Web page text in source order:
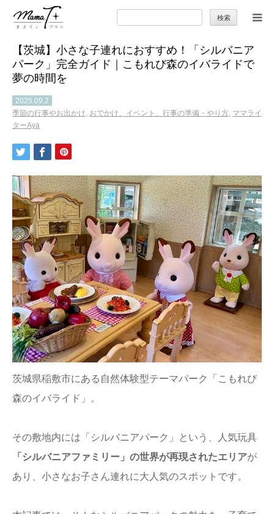
索:
【茨城】小さな子連れにおすすめ！「シルバニア
パーク」完全ガイド｜こもれび森のイバライドで
夢の時間を
2025.09.2
季節の行事やお出かけ, おでかけ、イベント、行事の準備・やり方, ママライ
ターAya
茨城県稲敷市にある自然体験型テーマパーク「こもれび
森のイバライド」。
その敷地内には「シルバニアパーク」という、人気玩具
「シルバニアファミリー」の世界が再現されたエリアが
あり、小さなお子さん連れに大人気のスポットです。
トップ
ママのカラダとココロ
暮らしの小ワザ
子育て
季節の行事やお出かけ
特集
ままてぃ編集部